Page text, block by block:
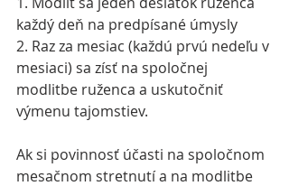
každý deň na predpísané úmysly
2. Raz za mesiac (každú prvú nedeľu v
mesiaci) sa zísť na spoločnej
modlitbe ruženca a uskutočniť
výmenu tajomstiev.
Ak si povinnosť účasti na spoločnom
mesačnom stretnutí a na modlitbe